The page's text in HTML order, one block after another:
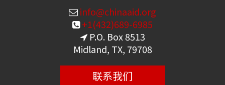
info@chinaaid.org
+1(432)689-6985
P.O. Box 8513
Midland, TX, 79708
联系我们